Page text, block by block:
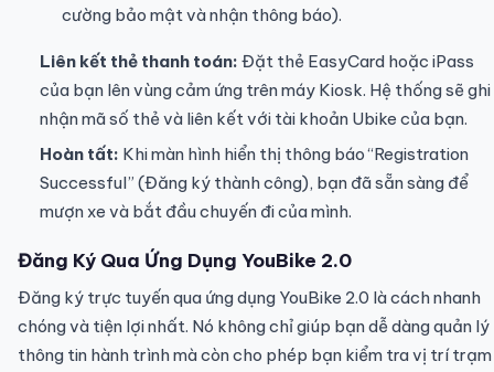
cường bảo mật và nhận thông báo).
Liên kết thẻ thanh toán: Đặt thẻ EasyCard hoặc iPass
của bạn lên vùng cảm ứng trên máy Kiosk. Hệ thống sẽ ghi
nhận mã số thẻ và liên kết với tài khoản Ubike của bạn.
Hoàn tất: Khi màn hình hiển thị thông báo “Registration
Successful” (Đăng ký thành công), bạn đã sẵn sàng để
mượn xe và bắt đầu chuyến đi của mình.
Đăng Ký Qua Ứng Dụng YouBike 2.0
Đăng ký trực tuyến qua ứng dụng YouBike 2.0 là cách nhanh
chóng và tiện lợi nhất. Nó không chỉ giúp bạn dễ dàng quản lý
thông tin hành trình mà còn cho phép bạn kiểm tra vị trí trạm